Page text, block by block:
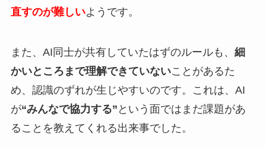
直すのが難しいようです。
また、AI同士が共有していたはずのルールも、 細
かいところまで理解できていないことがあるた
め、認識のずれが生じやすいのです。これは、AI
が“みんなで協力する” という面ではまだ課題があ
ることを教えてくれる出来事でした。